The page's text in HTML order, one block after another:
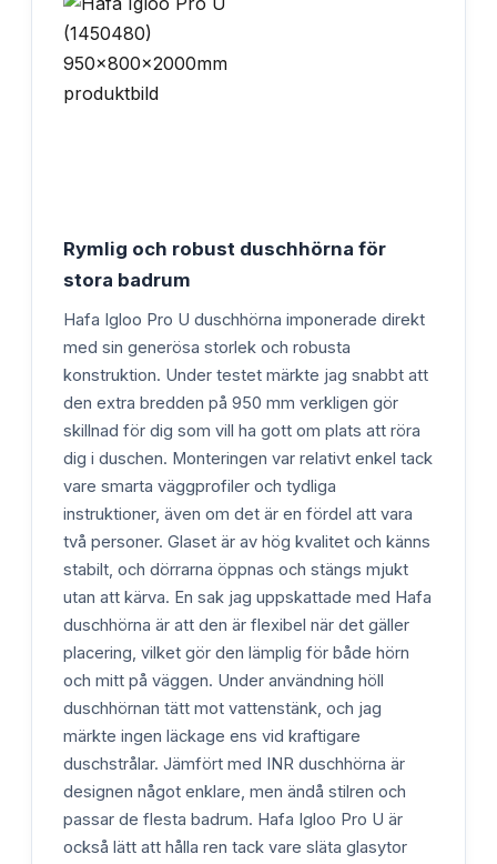
Rymlig och robust duschhörna för
stora badrum
Hafa Igloo Pro U duschhörna imponerade direkt
med sin generösa storlek och robusta
konstruktion. Under testet märkte jag snabbt att
den extra bredden på 950 mm verkligen gör
skillnad för dig som vill ha gott om plats att röra
dig i duschen. Monteringen var relativt enkel tack
vare smarta väggprofiler och tydliga
instruktioner, även om det är en fördel att vara
två personer. Glaset är av hög kvalitet och känns
stabilt, och dörrarna öppnas och stängs mjukt
utan att kärva. En sak jag uppskattade med Hafa
duschhörna är att den är flexibel när det gäller
placering, vilket gör den lämplig för både hörn
och mitt på väggen. Under användning höll
duschhörnan tätt mot vattenstänk, och jag
märkte ingen läckage ens vid kraftigare
duschstrålar. Jämfört med INR duschhörna är
designen något enklare, men ändå stilren och
passar de flesta badrum. Hafa Igloo Pro U är
också lätt att hålla ren tack vare släta glasytor